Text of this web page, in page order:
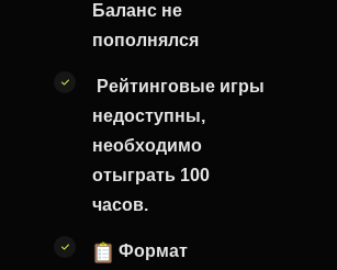
Баланс не
пополнялся
Рейтинговые игры
недоступны,
необходимо
отыграть 100
часов.
Формат